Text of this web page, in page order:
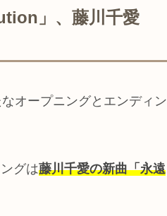
」、藤川千愛
オープニングとエンディン
グは藤川千愛の新曲「永遠